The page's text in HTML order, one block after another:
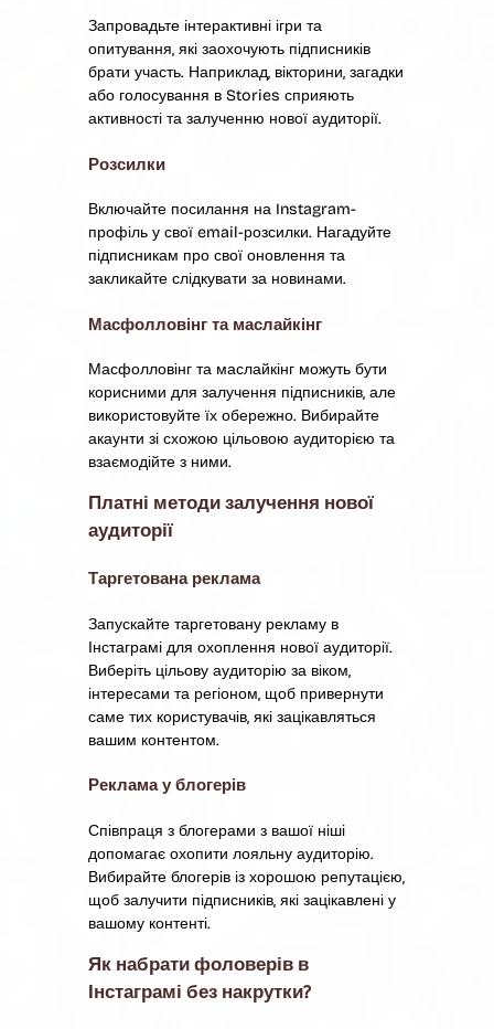
Запровадьте інтерактивні ігри та
опитування, які заохочують підписників
брати участь. Наприклад, вікторини, загадки
або голосування в Stories сприяють
активності та залученню нової аудиторії.
Розсилки
Включайте посилання на Instagram-
профіль у свої email-розсилки. Нагадуйте
підписникам про свої оновлення та
закликайте слідкувати за новинами.
Масфолловінг та маслайкінг
Масфолловінг та маслайкінг можуть бути
корисними для залучення підписників, але
використовуйте їх обережно. Вибирайте
акаунти зі схожою цільовою аудиторією та
взаємодійте з ними.
Платні методи залучення нової
аудиторії
Таргетована реклама
Запускайте таргетовану рекламу в
Інстаграмі для охоплення нової аудиторії.
Виберіть цільову аудиторію за віком,
інтересами та регіоном, щоб привернути
саме тих користувачів, які зацікавляться
вашим контентом.
Реклама у блогерів
Співпраця з блогерами з вашої ніші
допомагає охопити лояльну аудиторію.
Вибирайте блогерів із хорошою репутацією,
щоб залучити підписників, які зацікавлені у
вашому контенті.
Як набрати фоловерів в
Інстаграмі без накрутки?